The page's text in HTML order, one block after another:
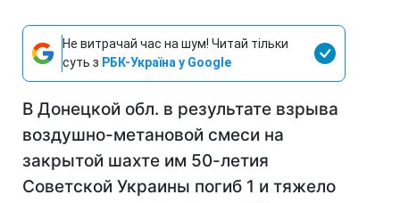
Не витрачай час на шум! Читай тільки
суть з РБК-Україна у Google
В Донецкой обл. в результате взрыва
воздушно-метановой смеси на
закрытой шахте им 50-летия
Советской Украины погиб 1 и тяжело